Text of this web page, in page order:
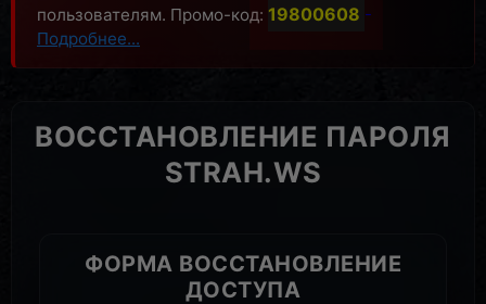
пользователям. Промо-код: 19800608 -
Подробнее...
ВОССТАНОВЛЕНИЕ ПАРОЛЯ
STRAH.WS
ФОРМА ВОССТАНОВЛЕНИЕ
ДОСТУПА